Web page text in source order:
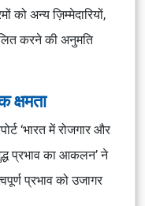
को अन्य ज़िम्मेदारियों,
करने की अनुमति
क्षमता
‘भारत में रोजगार और
प्रभाव का आकलन’ ने
प्रभाव को उजागर